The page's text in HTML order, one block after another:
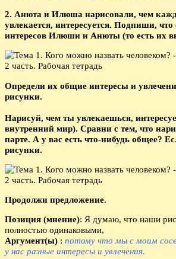
2. Анюта и Илюша нарисовали, чем
увлекается, интересуется. Подпиши, что
интересов Илюши и Анюты (то есть их
Определи их общие интересы и
рисунки.
Нарисуй, чем ты увлекаешься,
внутренний мир). Сравни с тем, что
парте. А у вас есть что-нибудь общее?
рисунки.
Продолжи предложение.
Позиция (мнение): Я думаю, что наши
полностью одинаковыми,
Аргумент(ы) : потому что мы с моим
у нас разные интересы и увлечения.